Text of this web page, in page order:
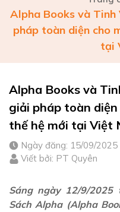
Alpha Books và
pháp toàn diện cho
tại
Alpha Books và
giải pháp toàn
thế hệ mới tại Việt
Ngày đăng: 15/09/2025
Viết bởi: PT Quyên
Sáng ngày 12/9/2025
Sách Alpha (Alpha